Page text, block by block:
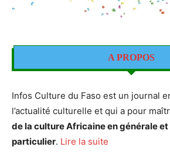
A PROPOS
Infos Culture du Faso est un journal
l’actualité culturelle et qui a pour
de la culture Africaine en générale
particulier. Lire la suite